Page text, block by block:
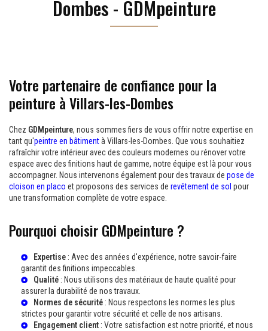
Dombes - GDMpeinture
Votre partenaire de confiance pour la
peinture à Villars-les-Dombes
Chez GDMpeinture, nous sommes fiers de vous offrir notre expertise en
tant qu'peintre en bâtimentà Villars-les-Dombes. Que vous souhaitiez
rafraîchir votre intérieur avec des couleurs modernes ou rénover votre
espace avec des finitions haut de gamme, notre équipe est là pour vous
accompagner. Nous intervenons également pour des travaux de pose de
cloison en placo et proposons des services de revêtement de sol pour
une transformation complète de votre espace.
Pourquoi choisir GDMpeinture ?
Expertise : Avec des années d'expérience, notre savoir-faire
garantit des finitions impeccables.
Qualité : Nous utilisons des matériaux de haute qualité pour
assurer la durabilité de nos travaux.
Normes de sécurité : Nous respectons les normes les plus
strictes pour garantir votre sécurité et celle de nos artisans.
Engagement client : Votre satisfaction est notre priorité, et nous